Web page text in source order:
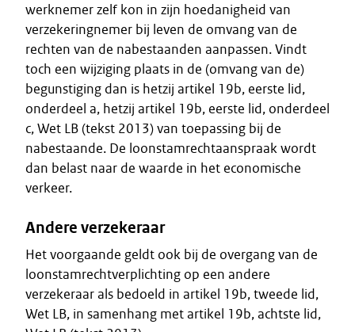
werknemer zelf kon in zijn hoedanigheid van
verzekeringnemer bij leven de omvang van de
rechten van de nabestaanden aanpassen. Vindt
toch een wijziging plaats in de (omvang van de)
begunstiging dan is hetzij artikel 19b, eerste lid,
onderdeel a, hetzij artikel 19b, eerste lid, onderdeel
c, Wet LB (tekst 2013) van toepassing bij de
nabestaande. De loonstamrechtaanspraak wordt
dan belast naar de waarde in het economische
verkeer.
Andere verzekeraar
Het voorgaande geldt ook bij de overgang van de
loonstamrechtverplichting op een andere
verzekeraar als bedoeld in artikel 19b, tweede lid,
Wet LB, in samenhang met artikel 19b, achtste lid,